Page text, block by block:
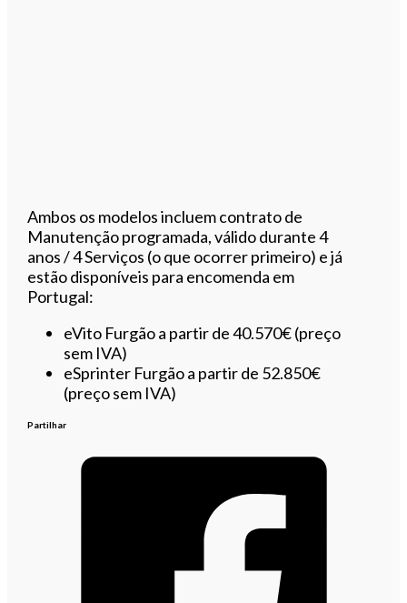
Ambos os modelos incluem contrato de
Manutenção programada, válido durante 4
anos / 4 Serviços (o que ocorrer primeiro) e já
estão disponíveis para encomenda em
Portugal:
eVito Furgão a partir de 40.570€ (preço
sem IVA)
eSprinter Furgão a partir de 52.850€
(preço sem IVA)
Partilhar